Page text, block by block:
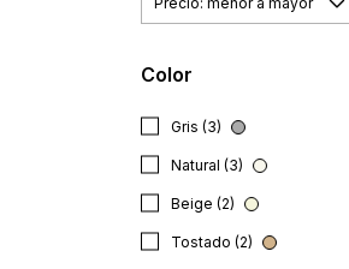
Color
Gris (3)
Natural (3)
Beige (2)
Tostado (2)